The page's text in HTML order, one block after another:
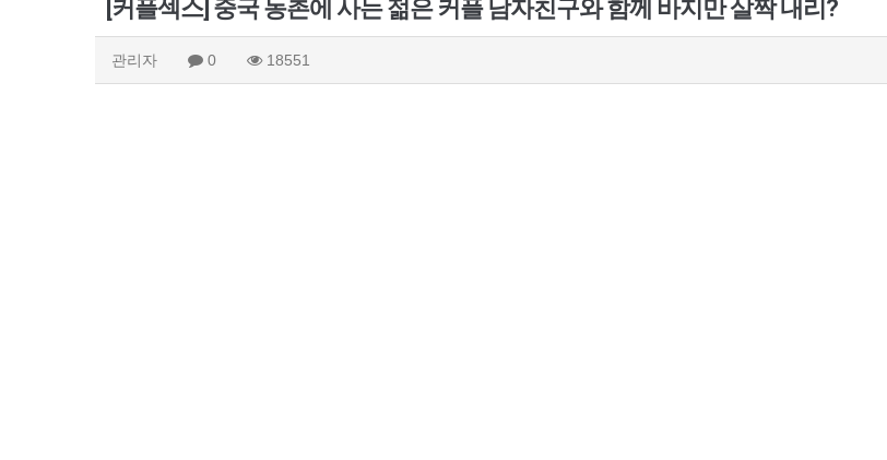
[커플섹스] 중국 농촌에 사는 젊은 커플 남자친구와 함께 바지만 살짝 내리?
관리자 0 18551